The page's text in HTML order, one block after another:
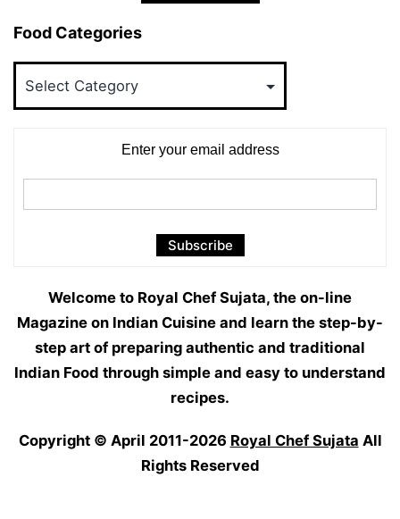
Food Categories
Enter your email address
Welcome to Royal Chef Sujata, the on-line
Magazine on Indian Cuisine and learn the step-by-
step art of preparing authentic and traditional
Indian Food through simple and easy to understand
recipes.
Copyright © April 2011-2026 Royal Chef Sujata All
Rights Reserved